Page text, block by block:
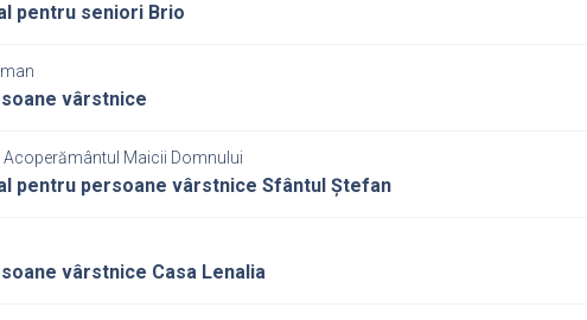
pentru seniori Brio
vârstnice
Maicii Domnului
pentru persoane vârstnice Sfântul Ștefan
vârstnice Casa Lenalia